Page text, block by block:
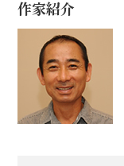
作家紹介